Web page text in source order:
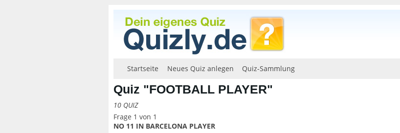
Startseite Neues Quiz anlegen Quiz-Sammlung
Quiz "FOOTBALL PLAYER"
10 QUIZ
Frage 1 von 1
NO 11 IN BARCELONA PLAYER